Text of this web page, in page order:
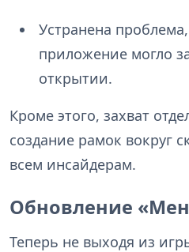
Устранена
приложение могло
открытии.
Кроме этого, захват
создание рамок вокруг
всем инсайдерам.
Обновление
Теперь не выходя из